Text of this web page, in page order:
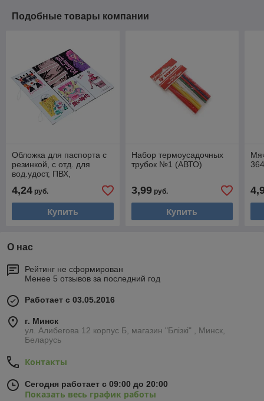
Подобные товары компании
Обложка для паспорта с
резинкой, с отд. для
вод.удост, ПВХ,
13,7х9,6см, 6диз 334-014
4,24 руб.
Купить
Набор термоусадочных
трубок №1 (АВТО)
3,99руб.
Купить
О нас
Рейтинг не сформирован
Менее 5 отзывов за последний год
Работает с 03.05.2016
г. Минск
ул. Алибегова 12 корпус Б, магазин "Блiзкi" , Минск,
Беларусь
Контакты
Сегодня работает с 09:00 до 20:00
Показать весь график работы